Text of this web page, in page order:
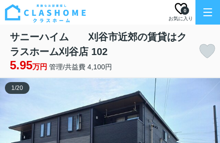
お気に入り
0
サニーハイム 刈谷市近郊の賃貸はク
ラスホーム刈谷店 102
5.95万円 管理/共益費 4,100円
1/20